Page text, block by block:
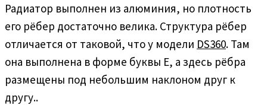
Радиатор выполнен из алюминия, но плотность
его рёбер достаточно велика. Структура рёбер
отличается от таковой, что у модели DS360. Там
она выполнена в форме буквы Е, а здесь рёбра
размещены под небольшим наклоном друг к
другу..